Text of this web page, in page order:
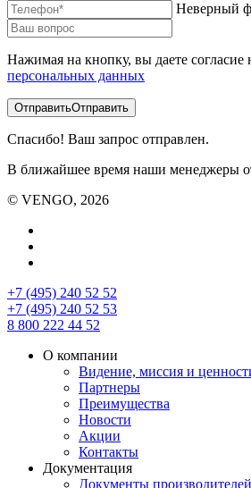
Неверный
Нажимая на кнопку, вы даете согласие
персональных данных
ОтправитьОтправить
Спасибо! Ваш запрос отправлен.
В ближайшее время наши менеджеры
© VENGO, 2026
+7 (495) 240 52 52
+7 (495) 240 52 53
8 800 222 44 52
О компании
Видение, миссия и
Партнеры
Преимущества
Новости
Акции
Контакты
Документация
Документы производителей